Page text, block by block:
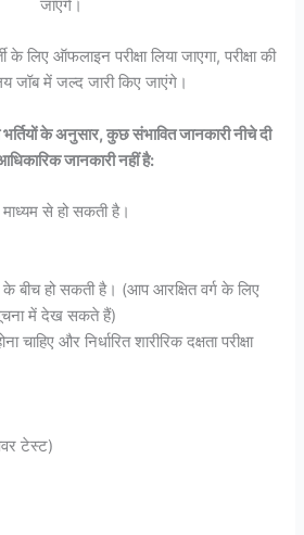
जाएंगे।
के लिए ऑफलाइन परीक्षा लिया जाएगा, परीक्षा की
जॉब में जल्द जारी किए जाएंगे।
के अनुसार, कुछ संभावित जानकारी नीचे दी
जानकारी नहीं है:
से हो सकती है।
बीच हो सकती है। (आप आरक्षित वर्ग के लिए
में देख सकते हैं)
चाहिए और निर्धारित शारीरिक दक्षता परीक्षा
टेस्ट)